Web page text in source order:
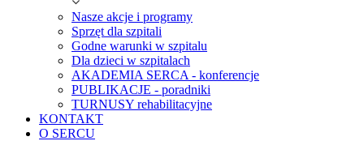
Nasze akcje i programy
Sprzęt dla szpitali
Godne warunki w szpitalu
Dla dzieci w szpitalach
AKADEMIA SERCA - konferencje
PUBLIKACJE - poradniki
TURNUSY rehabilitacyjne
KONTAKT
O SERCU